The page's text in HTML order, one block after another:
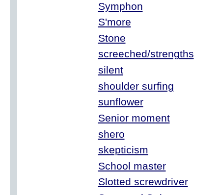
Symphon
S'more
Stone
screeched/strengths
silent
shoulder surfing
sunflower
Senior moment
shero
skepticism
School master
Slotted screwdriver